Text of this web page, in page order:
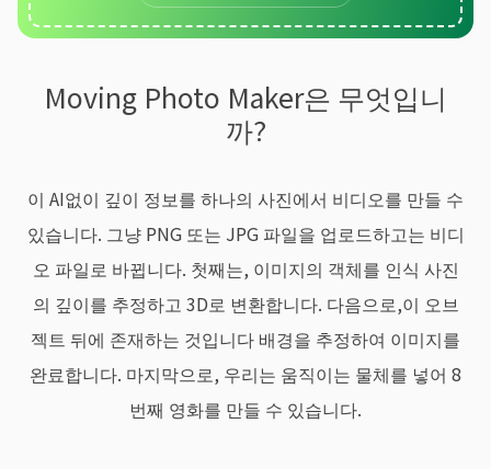
Moving Photo Maker은 무엇입니
까?
이 AI없이 깊이 정보를 하나의 사진에서 비디오를 만들 수
있습니다. 그냥 PNG 또는 JPG 파일을 업로드하고는 비디
오 파일로 바뀝니다. 첫째는, 이미지의 객체를 인식 사진
의 깊이를 추정하고 3D로 변환합니다. 다음으로,이 오브
젝트 뒤에 존재하는 것입니다 배경을 추정하여 이미지를
완료합니다. 마지막으로, 우리는 움직이는 물체를 넣어 8
번째 영화를 만들 수 있습니다.